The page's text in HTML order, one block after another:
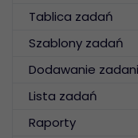
Tablica zadań
Szablony zadań
Dodawanie
Lista zadań
Raporty